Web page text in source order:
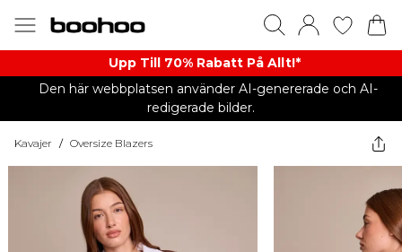
Upp Till 70% Rabatt På Allt!*
Den här webbplatsen använder AI-genererade och AI-
redigerade bilder.
Kavajer / Oversize Blazers